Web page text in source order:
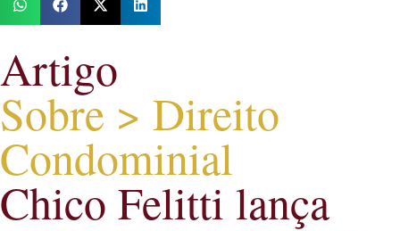
Artigo
Sobre > Direito
Condominial
Chico Felitti lança